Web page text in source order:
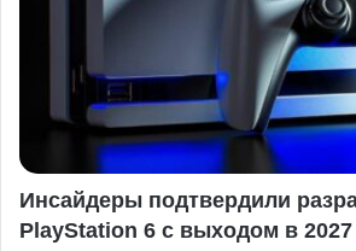
Инсайдеры подтвердили
PlayStation 6 с выходом в 2027